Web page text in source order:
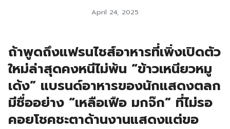
April 24, 2025
ถ้าพูดถึงแฟรนไชส์อาหารที่เพิ่งเปิดตัว
ใหม่ล่าสุดคงหนีไม่พ้น “ข้าวเหนียวหมู
เด้ง” แบรนด์อาหารของนักแสดงตลก
มีชื่ออย่าง “เหลือเฟือ มกจ๊ก” ที่ไม่รอ
คอยโชคชะตาด้านงานแสดงแต่ขอ